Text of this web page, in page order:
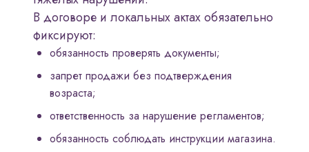
В договоре и локальных актах обязательно
фиксируют:
обязанность проверять документы;
запрет продажи без подтверждения
возраста;
ответственность за нарушение регламентов;
обязанность соблюдать инструкции магазина.